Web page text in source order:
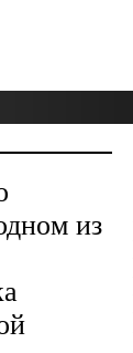
из